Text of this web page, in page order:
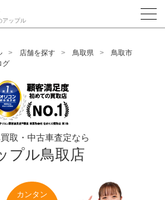
ームの為のCVボタン*/
アップル
店舗を探す 鳥取県
鳥取市
グ
取・中古車査定なら
プル鳥取店
カンタン